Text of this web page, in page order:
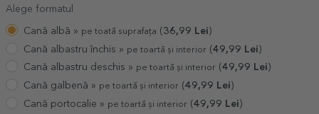
Alege formatul
Cană albă » pe toată suprafața ( 36,99 Lei )
Cană albastru închis » pe toartă și interior (49,99 Lei)
Cană albastru deschis » pe toartă și interior (49,99 Lei )
Cană galbenă » pe toartă și interior (49,99 Lei )
Cană portocalie » pe toartă și interior (49,99 Lei)